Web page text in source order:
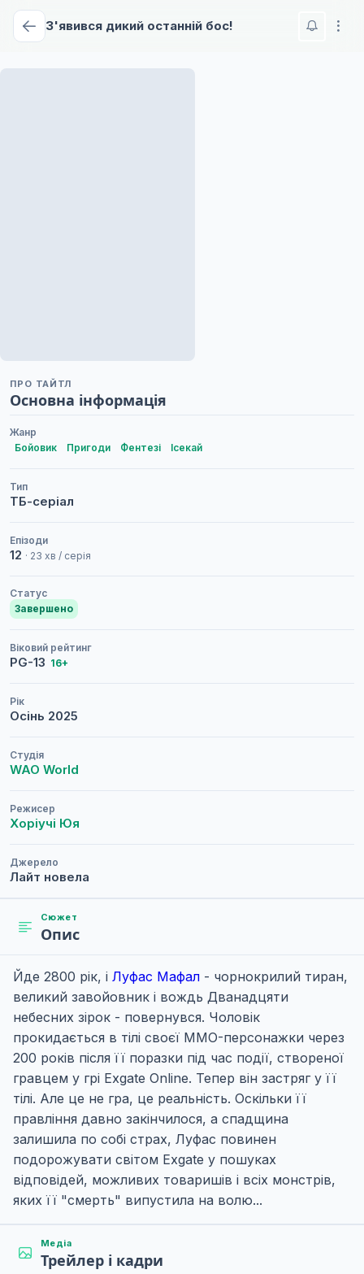
З'явився дикий останній бос!
ПРО ТАЙТЛ
Основна інформація
Жанр
Бойовик
Пригоди Фентезі Ісекай
Тип
ТБ-серіал
Епізоди
12 · 23 хв / серія
Статус
Завершено
Віковий рейтинг
PG-13 16+
Рік
Осінь 2025
Студія
WAO World
Режисер
Хоріучі Юя
Джерело
Лайт новела
Сюжет
Опис
Йде 2800 рік, і Луфас Мафал - чорнокрилий тиран,
великий завойовник і вождь Дванадцяти
небесних зірок - повернувся. Чоловік
прокидається в тілі своєї MMO-персонажки через
200 років після її поразки під час події, створеної
гравцем у грі Exgate Online. Тепер він застряг у її
тілі. Але це не гра, це реальність. Оскільки її
правління давно закінчилося, а спадщина
залишила по собі страх, Луфас повинен
подорожувати світом Exgate у пошуках
відповідей, можливих товаришів і всіх монстрів,
яких її "смерть" випустила на волю...
Медіа
Трейлер і кадри